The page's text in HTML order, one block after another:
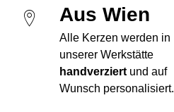
Aus Wien
Alle Kerzen werden in
unserer Werkstätte
handverziert und auf
Wunsch personalisiert.